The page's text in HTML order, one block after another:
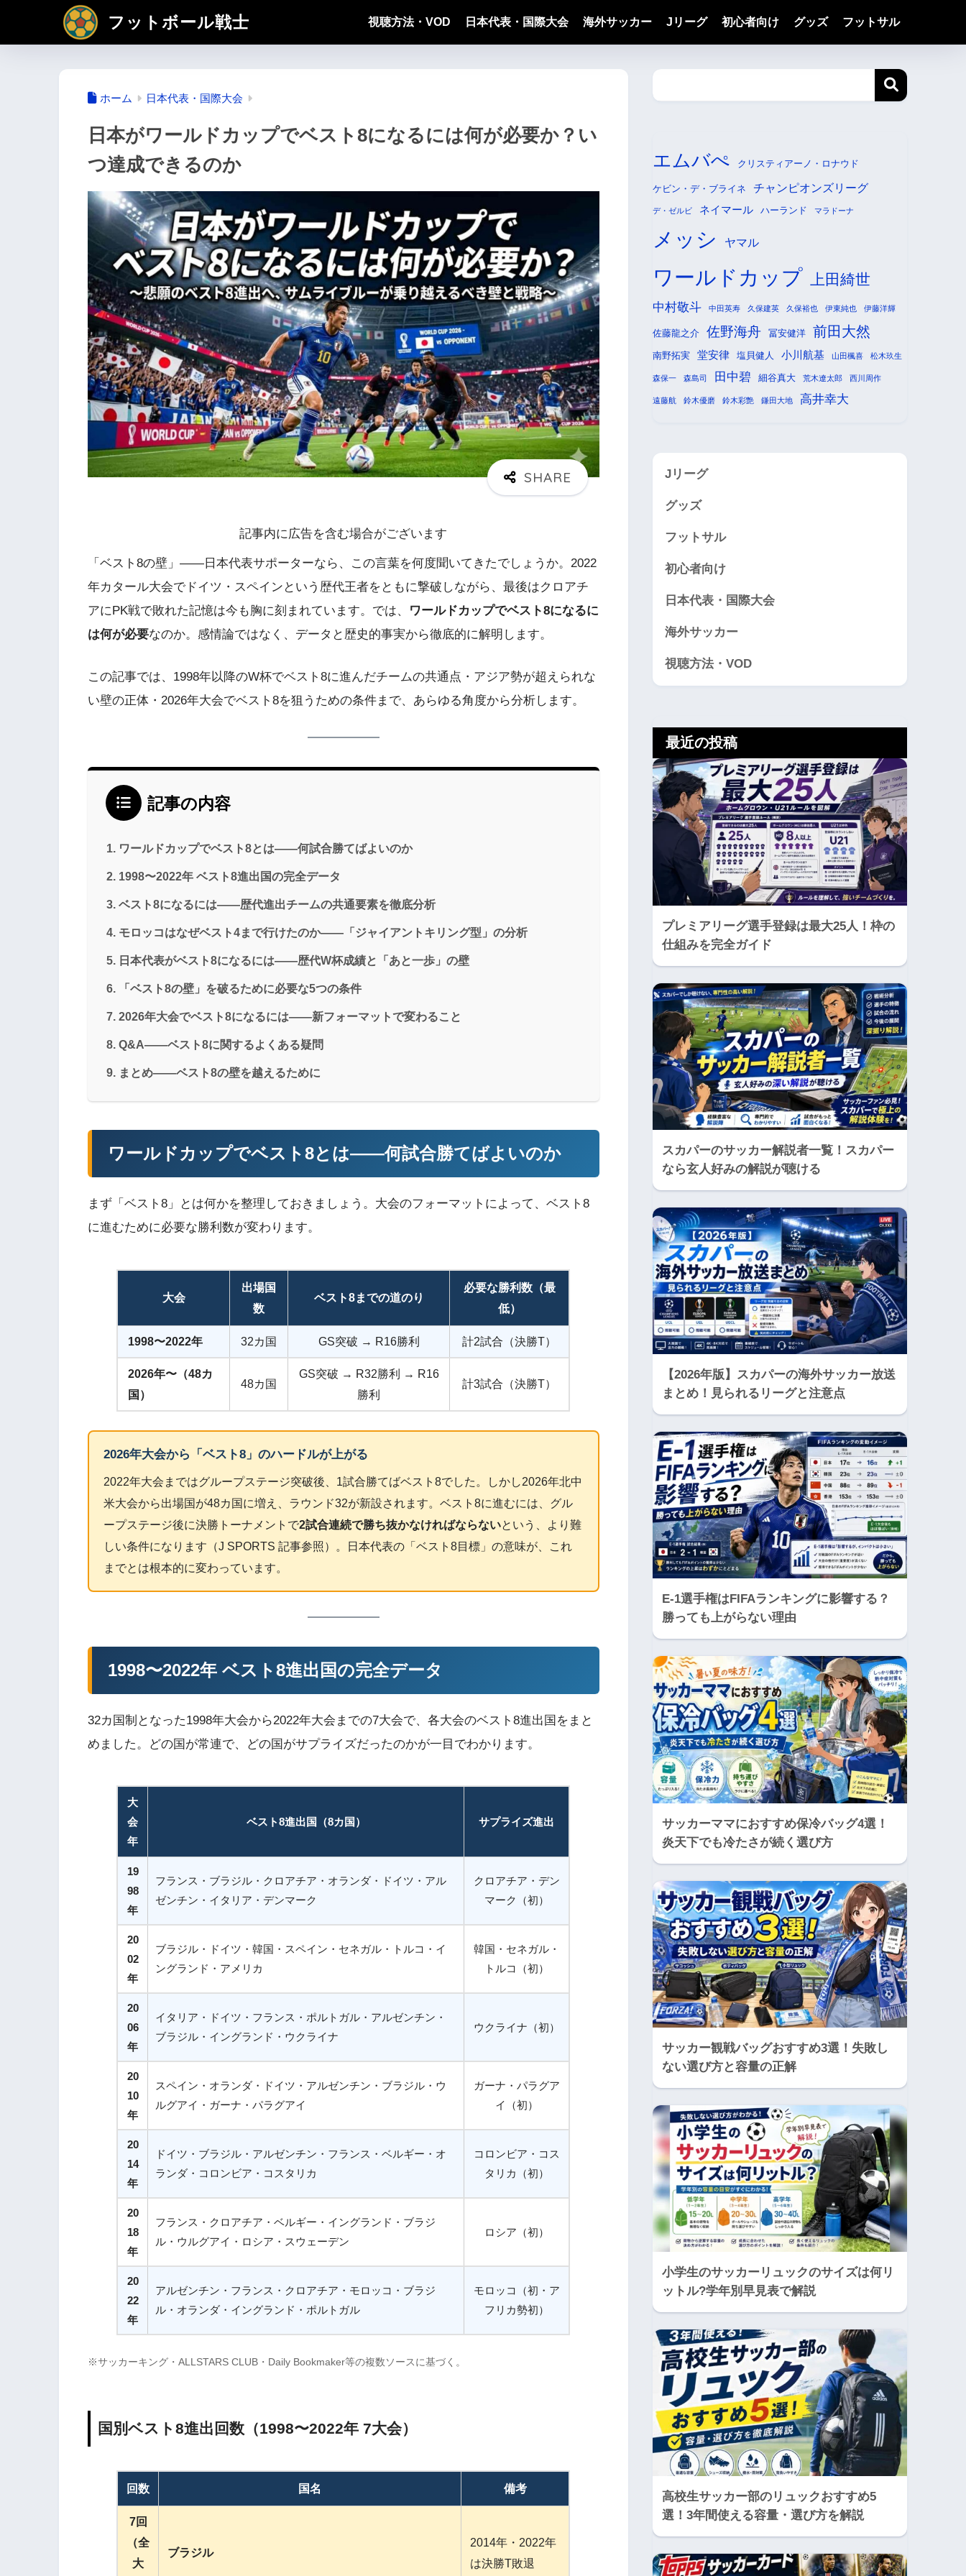
フットボール戦士 視聴方法・VOD 日本代表・国際大会 海外サッカー Jリーグ 初心者向け グッズ フットサル
ホーム 日本代表・国際大会
日本がワールドカップでベスト8になるには何が必要か？い
つ達成できるのか
記事内に広告を含む場合がございます
「ベスト8の壁」——日本代表サポーターなら、この言葉を何度聞いてきたでしょうか。2022
年カタール大会でドイツ・スペインという歴代王者をともに撃破しながら、最後はクロアチ
アにPK戦で敗れた記憶は今も胸に刻まれています。では、
ワールドカップでベスト8になるに
は何が必要なのか。感情論ではなく、データと歴史的事実から徹底的に解明します。
この記事では、1998年以降のW杯でベスト8に進んだチームの共通点・アジア勢が超えられな
い壁の正体・2026年大会でベスト8を狙うための条件まで、あらゆる角度から分析します。
記事の内容
ワールドカップでベスト8とは——何試合勝てばよいのか
1998〜2022年 ベスト8進出国の完全データ
ベスト8になるには——歴代進出チームの共通要素を徹底分析
モロッコはなぜベスト4まで行けたのか——「ジャイアントキリング型」の分析
日本代表がベスト8になるには——歴代W杯成績と「あと一歩」の壁
「ベスト8の壁」を破るために必要な5つの条件
2026年大会でベスト8になるには——新フォーマットで変わること
Q&A——ベスト8に関するよくある疑問
まとめ——ベスト8の壁を越えるために
ワールドカップでベスト8とは——何試合勝てばよいのか
まず「ベスト8」とは何かを整理しておきましょう。大会のフォーマットによって、ベスト8
に進むために必要な勝利数が変わります。
大会
出場国
数
ベスト8までの道のり
必要な勝利数（最
低）
1998〜2022年 32カ国 GS突破 → R16勝利 計2試合（決勝T）
2026年〜（48カ
国）
48カ国
GS突破 → R32勝利 → R16
勝利
計3試合（決勝T）
2026年大会から「ベスト8」のハードルが上がる
2022年大会まではグループステージ突破後、1試合勝てばベスト8でした。しかし2026年北中
米大会から出場国が48カ国に増え、ラウンド32が新設されます。ベスト8に進むには、グル
ープステージ後に決勝トーナメントで2試合連続で勝ち抜かなければならないという、より難
しい条件になります（J SPORTS 記事参照）。日本代表の「ベスト8目標」の意味が、これ
までとは根本的に変わっています。
1998〜2022年 ベスト8進出国の完全データ
32カ国制となった1998年大会から2022年大会までの7大会で、各大会のベスト8進出国をまと
めました。どの国が常連で、どの国がサプライズだったのかが一目でわかります。
大
会
年
ベスト8進出国（8カ国） サプライズ進出
19
98
年
フランス・ブラジル・クロアチア・オランダ・ドイツ・アル
ゼンチン・イタリア・デンマーク
クロアチア・デン
マーク（初）
20
02
年
ブラジル・ドイツ・韓国・スペイン・セネガル・トルコ・イ
ングランド・アメリカ
韓国・セネガル・
トルコ（初）
20
06
年
イタリア・ドイツ・フランス・ポルトガル・アルゼンチン・
ブラジル・イングランド・ウクライナ
ウクライナ（初）
20
10
年
スペイン・オランダ・ドイツ・アルゼンチン・ブラジル・ウ
ルグアイ・ガーナ・パラグアイ
ガーナ・パラグア
イ（初）
20
14
年
ドイツ・ブラジル・アルゼンチン・フランス・ベルギー・オ
ランダ・コロンビア・コスタリカ
コロンビア・コス
タリカ（初）
20
18
年
フランス・クロアチア・ベルギー・イングランド・ブラジ
ル・ウルグアイ・ロシア・スウェーデン
ロシア（初）
20
22
年
アルゼンチン・フランス・クロアチア・モロッコ・ブラジ
ル・オランダ・イングランド・ポルトガル
モロッコ（初・ア
フリカ勢初）
※サッカーキング・ALLSTARS CLUB・Daily Bookmaker等の複数ソースに基づく。
国別ベスト8進出回数（1998〜2022年 7大会）
回数 国名 備考
7回
（全
大
ブラジル
2014年・2022年
は決勝T敗退
エムバぺ クリスティアーノ・ロナウド
ケビン・デ・ブライネ チャンピオンズリーグ
デ・ゼルビ ネイマール ハーランド マラドーナ
メッシ ヤマル
ワールドカップ 上田綺世
中村敬斗 中田英寿 久保建英 久保裕也 伊東純也 伊藤洋輝
佐藤龍之介 佐野海舟 冨安健洋 前田大然
南野拓実 堂安律 塩貝健人 小川航基 山田楓喜 松木玖生
森保一 森島司 田中碧 細谷真大 荒木遼太郎 西川周作
遠藤航 鈴木優磨 鈴木彩艶 鎌田大地 高井幸大
Jリーグ
グッズ
フットサル
初心者向け
日本代表・国際大会
海外サッカー
視聴方法・VOD
最近の投稿
プレミアリーグ選手登録は最大25人！枠の
仕組みを完全ガイド
スカパーのサッカー解説者一覧！スカパー
なら玄人好みの解説が聴ける
【2026年版】スカパーの海外サッカー放送
まとめ！見られるリーグと注意点
E-1選手権はFIFAランキングに影響する？
勝っても上がらない理由
サッカーママにおすすめ保冷バッグ4選！
炎天下でも冷たさが続く選び方
サッカー観戦バッグおすすめ3選！失敗し
ない選び方と容量の正解
小学生のサッカーリュックのサイズは何リ
ットル?学年別早見表で解説
高校生サッカー部のリュックおすすめ5
選！3年間使える容量・選び方を解説